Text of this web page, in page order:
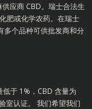
应商 CBD。瑞士合法生
肥或化学农药。在瑞士
多个品种可供批发商和分
于 1%，CBD 含量为
室认证。 我们希望我们